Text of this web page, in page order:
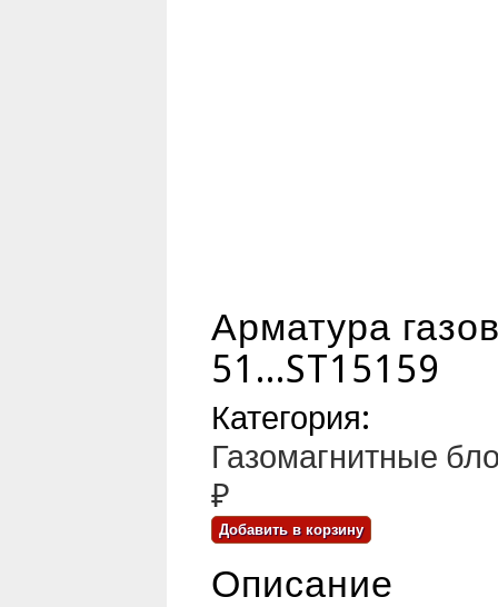
Арматура
51...ST15159
Категория:
Газомагнитные
₽
Описание